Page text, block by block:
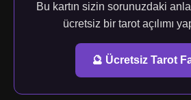
Bu kartın sizin sorunuzdaki
ücretsiz bir tarot açılımı
🔮 Ücretsiz Tarot